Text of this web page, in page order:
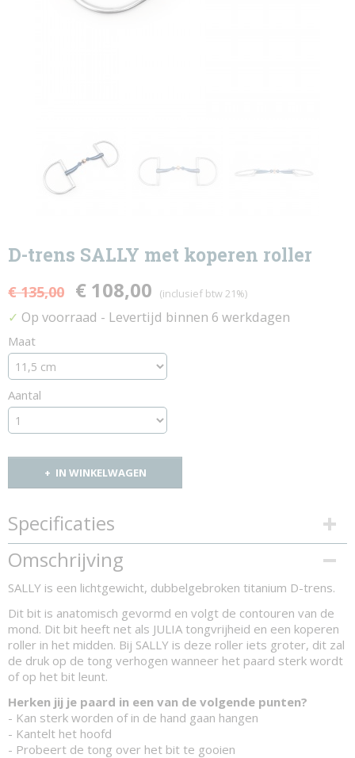
D-trens SALLY met koperen roller
€ 135,00 € 108,00 (inclusief btw 21%)
✓ Op voorraad - Levertijd binnen 6 werkdagen
Maat
Aantal
IN WINKELWAGEN
Specificaties
Productcode
1160-10413
Omschrijving
SALLY is een lichtgewicht, dubbelgebroken titanium D-trens.
Dit bit is anatomisch gevormd en volgt de contouren van de
mond. Dit bit heeft net als JULIA tongvrijheid en een koperen
roller in het midden. Bij SALLY is deze roller iets groter, dit zal
de druk op de tong verhogen wanneer het paard sterk wordt
of op het bit leunt.
Herken jij je paard in een van de volgende punten?
- Kan sterk worden of in de hand gaan hangen
- Kantelt het hoofd
- Probeert de tong over het bit te gooien